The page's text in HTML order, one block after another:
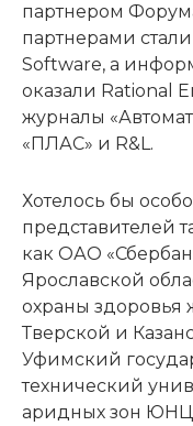
партнером
партнерами
Software, а
оказали Rational
журналы
«ПЛАС» и R&L.
Хотелось бы
представителей
как ОАО
Ярославской
охраны здоровья
Тверской и
Уфимский
технический
аридных зон